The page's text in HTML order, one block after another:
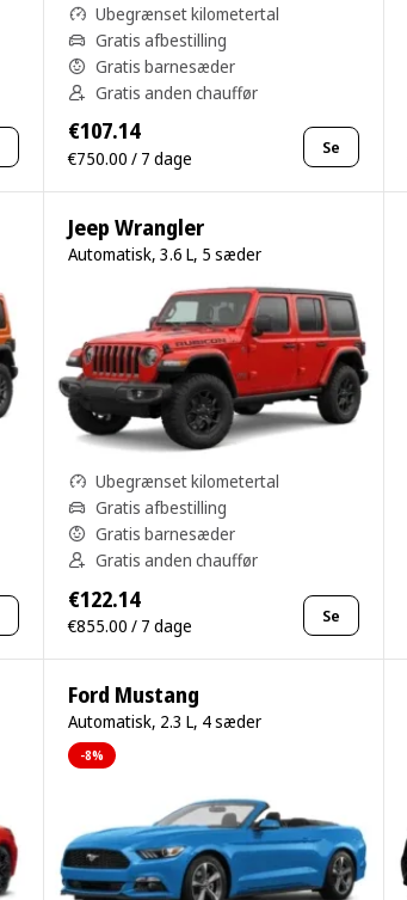
Ubegrænset kilometertal
Gratis afbestilling
Gratis barnesæder
Gratis anden chauffør
€107.14
€750.00 / 7 dage Se
Jeep Wrangler
Automatisk, 3.6 L, 5 sæder
Ubegrænset kilometertal
Gratis afbestilling
Gratis barnesæder
Gratis anden chauffør
€122.14
€855.00 / 7 dage Se
Ford Mustang
Automatisk, 2.3 L, 4 sæder
-8%